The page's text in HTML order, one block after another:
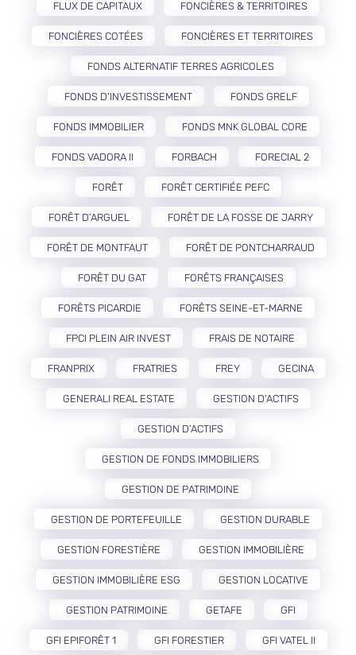
FLUX DE CAPITAUX FONCIÈRES & TERRITOIRES
FONCIÈRES COTÉES FONCIÈRES ET TERRITOIRES
FONDS ALTERNATIF TERRES AGRICOLES
FONDS D'INVESTISSEMENT FONDS GRELF
FONDS IMMOBILIER FONDS MNK GLOBAL CORE
FONDS VADORA II FORBACH FORECIAL 2
FORÊT FORÊT CERTIFIÉE PEFC
FORÊT D’ARGUEL FORÊT DE LA FOSSE DE JARRY
FORÊT DE MONTFAUT FORÊT DE PONTCHARRAUD
FORÊT DU GAT FORÊTS FRANÇAISES
FORÊTS PICARDIE FORÊTS SEINE-ET-MARNE
FPCI PLEIN AIR INVEST FRAIS DE NOTAIRE
FRANPRIX FRATRIES FREY GECINA
GENERALI REAL ESTATE GESTION D'ACTIFS
GESTION D’ACTIFS
GESTION DE FONDS IMMOBILIERS
GESTION DE PATRIMOINE
GESTION DE PORTEFEUILLE GESTION DURABLE
GESTION FORESTIÈRE GESTION IMMOBILIÈRE
GESTION IMMOBILIÈRE ESG GESTION LOCATIVE
GESTION PATRIMOINE GETAFE GFI
GFI EPIFORÊT 1 GFI FORESTIER GFI VATEL II